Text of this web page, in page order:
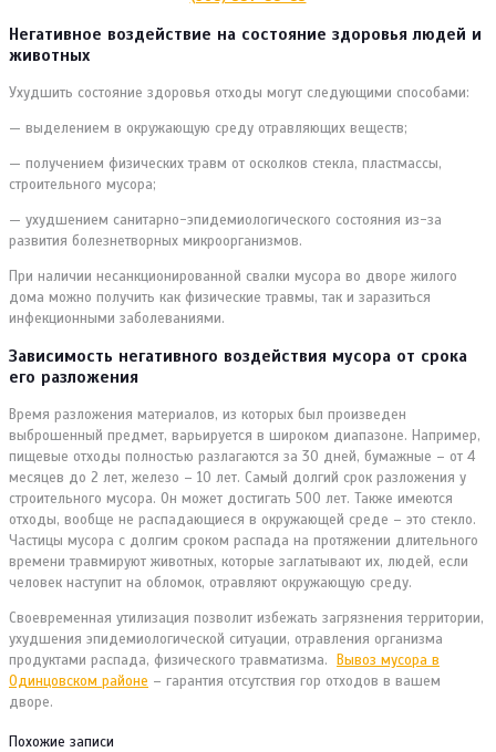
Негативное воздействие на состояние здоровья людей и
животных
Ухудшить состояние здоровья отходы могут следующими способами:
— выделением в окружающую среду отравляющих веществ;
— получением физических травм от осколков стекла, пластмассы,
строительного мусора;
— ухудшением санитарно-эпидемиологического состояния из-за
развития болезнетворных микроорганизмов.
При наличии несанкционированной свалки мусора во дворе жилого
дома можно получить как физические травмы, так и заразиться
инфекционными заболеваниями.
Зависимость негативного воздействия мусора от срока
его разложения
Время разложения материалов, из которых был произведен
выброшенный предмет, варьируется в широком диапазоне. Например,
пищевые отходы полностью разлагаются за 30 дней, бумажные – от 4
месяцев до 2 лет, железо – 10 лет. Самый долгий срок разложения у
строительного мусора. Он может достигать 500 лет. Также имеются
отходы, вообще не распадающиеся в окружающей среде – это стекло.
Частицы мусора с долгим сроком распада на протяжении длительного
времени травмируют животных, которые заглатывают их, людей, если
человек наступит на обломок, отравляют окружающую среду.
Своевременная утилизация позволит избежать загрязнения территории,
ухудшения эпидемиологической ситуации, отравления организма
продуктами распада, физического травматизма.
Вывоз мусора в
Одинцовском районе – гарантия отсутствия гор отходов в вашем
дворе.
Похожие записи